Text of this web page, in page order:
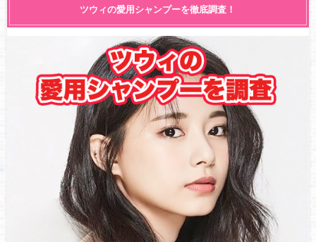
ツウィの愛用シャンプーを徹底調査！